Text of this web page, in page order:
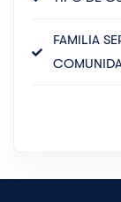
FAMILIA